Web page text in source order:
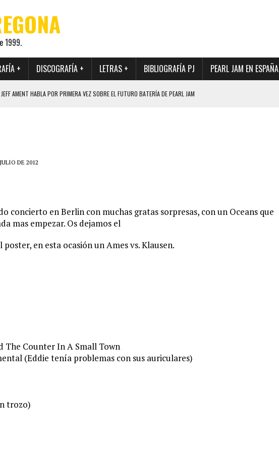
1999.
+ DISCOGRAFÍA + LETRAS + BIBLIOGRAFÍA PJ PEARL JAM EN ESPAÑA
JEFF AMENT HABLA POR PRIMERA VEZ SOBRE EL FUTURO BATERÍA DE PEARL JAM
SINCE FOREVER, UN LIBRO CON FOTOGRAFÍAS INÉDITAS DE LA HISTORIA DE PEARL JAM
DE 2012
concierto en Berlin con muchas gratas sorpresas, con un Oceans que
mas empezar. Os dejamos el
en esta ocasión un Ames vs. Klausen.
The Counter In A Small Town
(Eddie tenía problemas con sus auriculares)
trozo)